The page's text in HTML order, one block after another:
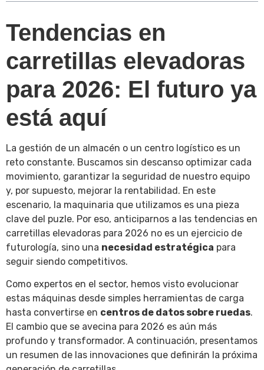
Tendencias en
carretillas elevadoras
para 2026: El futuro ya
está aquí
La gestión de un almacén o un centro logístico es un
reto constante. Buscamos sin descanso optimizar cada
movimiento, garantizar la seguridad de nuestro equipo
y, por supuesto, mejorar la rentabilidad. En este
escenario, la maquinaria que utilizamos es una pieza
clave del puzle. Por eso, anticiparnos a las tendencias en
carretillas elevadoras para 2026 no es un ejercicio de
futurología, sino una necesidad estratégica para
seguir siendo competitivos.
Como expertos en el sector, hemos visto evolucionar
estas máquinas desde simples herramientas de carga
hasta convertirse en centros de datos sobre ruedas.
El cambio que se avecina para 2026 es aún más
profundo y transformador. A continuación, presentamos
un resumen de las innovaciones que definirán la próxima